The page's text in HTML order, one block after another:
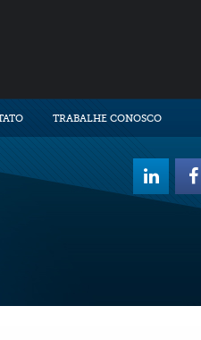
TRABALHE CONOSCO